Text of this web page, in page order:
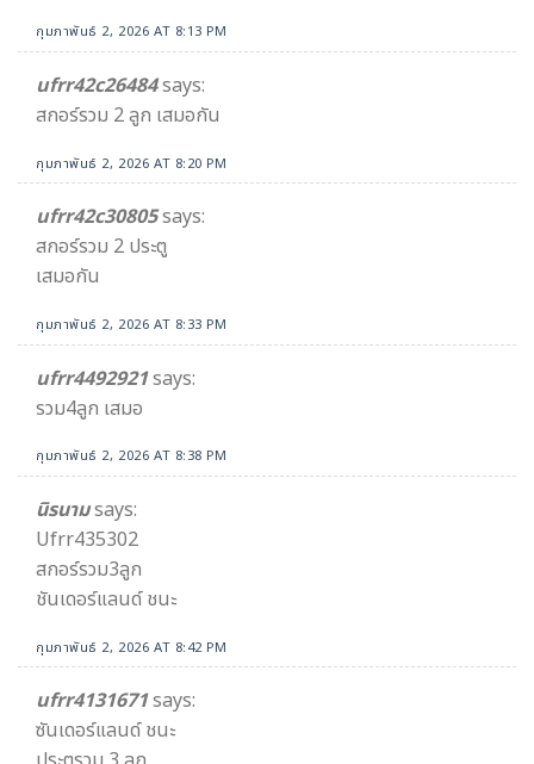
กุมภาพันธ์ 2, 2026 AT 8:13 PM
ufrr42c26484says:
สกอร์รวม 2 ลูก เสมอกัน
กุมภาพันธ์ 2, 2026 AT 8:20 PM
ufrr42c30805says:
สกอร์รวม 2 ประตู
เสมอกัน
กุมภาพันธ์ 2, 2026 AT 8:33 PM
ufrr4492921says:
รวม4ลูก เสมอ
กุมภาพันธ์ 2, 2026 AT 8:38 PM
นิรนามsays:
Ufrr435302
สกอร์รวม3ลูก
ชันเดอร์แลนด์ ชนะ
กุมภาพันธ์ 2, 2026 AT 8:42 PM
ufrr4131671says:
ซันเดอร์แลนด์ ชนะ